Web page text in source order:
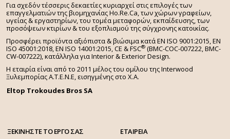
Για σχεδόν τέσσερις δεκαετίες κυριαρχεί στις επιλογές των
επαγγελματιών της βιομηχανίας Ho.Re.Ca, των χώρων γραφείων,
υγείας & εργαστηρίων, του τομέα μεταφορών, εκπαίδευσης, των
προσόψεων κτιρίων & του εξοπλισμού της σύγχρονης κατοικίας.
Προσφέρει προϊόντα αξιόπιστα & βιώσιμα κατά EN ISO 9001:2015, EN
ISO 45001:2018, EN ISO 14001:2015,CE & FSC® (BMC-COC-007222, BMC-
CW-007222), κατάλληλα για Interior & Exterior Design.
Η εταιρία είναι από το 2011 μέλος του ομίλου της Interwood
Ξυλεμπορίας Α.Τ.Ε.Ν.Ε, εισηγμένης στο Χ.A.
Eltop Trokoudes Bros SA
ΞΕΚΙΝΗΣΤΕ ΤΟ ΕΡΓΟ ΣΑΣ ΕΤΑΙΡΕΙΑ